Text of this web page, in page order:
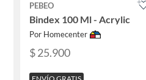
PEBEO
Bindex 100 Ml - Acrylic
Por Homecenter
$ 25.900